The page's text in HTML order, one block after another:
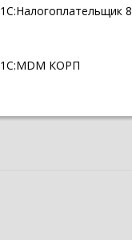
1С:Налогоплательщик 8
1С:MDM КОРП